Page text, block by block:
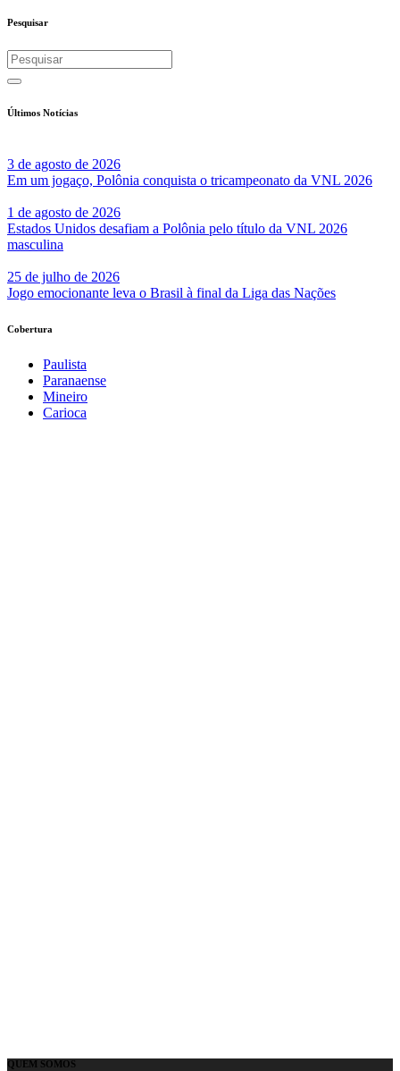
Pesquisar
Últimos Notícias
3 de agosto de 2026
Em um jogaço, Polônia conquista o tricampeonato da VNL 2026
1 de agosto de 2026
Estados Unidos desafiam a Polônia pelo título da VNL 2026
masculina
25 de julho de 2026
Jogo emocionante leva o Brasil à final da Liga das Nações
Cobertura
Paulista
Paranaense
Mineiro
Carioca
QUEM SOMOS